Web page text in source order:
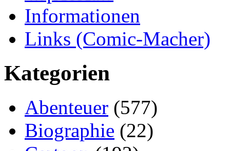
Informationen
Links (Comic-Macher)
Kategorien
Abenteuer (577)
Biographie (22)